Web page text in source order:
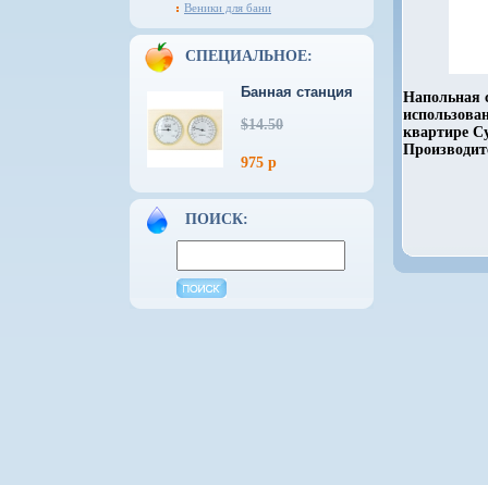
Веники для бани
СПЕЦИАЛЬНОЕ:
Банная станция
$14.50
975 р
ПОИСК:
Напольная
квартире